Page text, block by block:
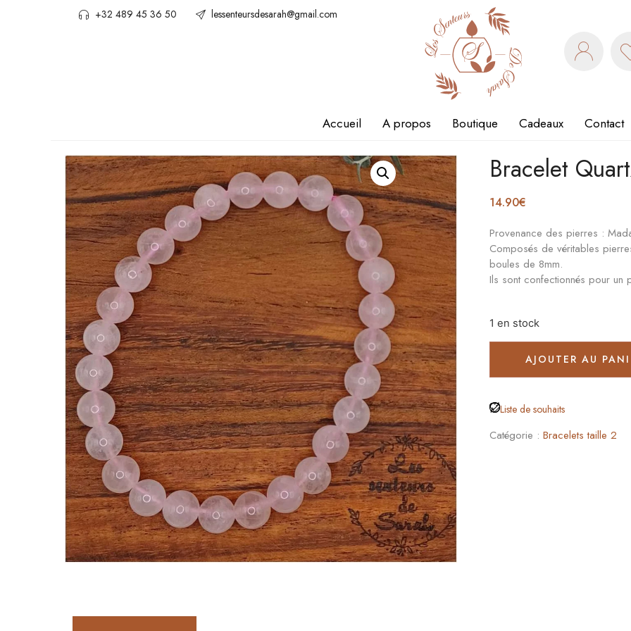
+32 489 45 36 50 lessenteursdesarah@gmail.com
Accueil A propos Boutique Cadeaux Contact
Bracelet
14.90€
Provenance des pierres :
Composés de véritables
boules de 8mm.
Ils sont confectionnés pour
1 en stock
AJOUTER AU
Liste de souhaits
Catégorie :Bracelets taille 2